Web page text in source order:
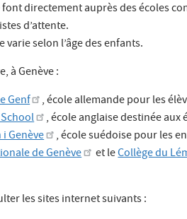
directement auprès des écoles
d’attente.
varie selon l’âge des enfants.
à Genève :
Genf
, école allemande pour les
, école anglaise destinée aux
Genève
, école suédoise pour les
de Genève
et leCollège du
les sites internet suivants :